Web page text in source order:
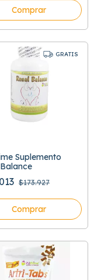
Comprar
GRATIS
Suplemento
$173.927
Comprar